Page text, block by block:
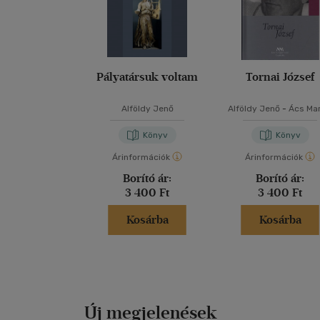
Pályatársuk voltam
Alföldy Jenő
Könyv
Árinformációk
Borító ár:
3 400 Ft
Kosárba
Tornai József
Alföldy Jenő - Ács
Könyv
Árinformációk
Borító ár:
3 400 Ft
Kosárba
Új megjelenések